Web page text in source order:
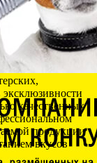
эксклюзивности
качественных
продукции
вкусов